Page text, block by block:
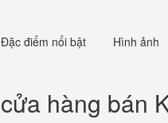
Đặc điểm nổi bật Hình ảnh
cửa hàng bán